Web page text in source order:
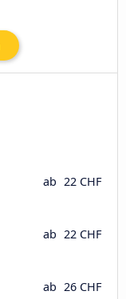
ab 22 CHF
ab 22 CHF
ab 26 CHF